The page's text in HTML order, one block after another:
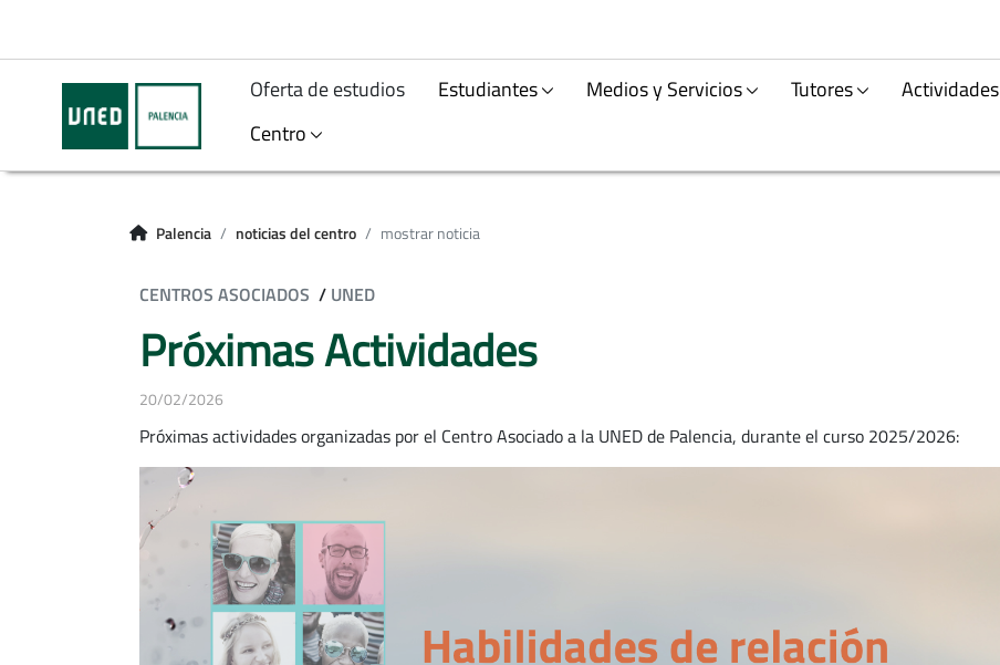
Oferta de estudios Estudiantes Medios y Servicios Tutores Actividades
Centro
Palencia noticias del centro mostrar noticia
CENTROS ASOCIADOS / UNED
Próximas Actividades
20/02/2026
Próximas actividades organizadas por el Centro Asociado a la UNED de Palencia, durante el curso 2025/2026: